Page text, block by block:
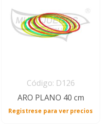
Código: D126
ARO PLANO 40 cm
Registrese para ver precios